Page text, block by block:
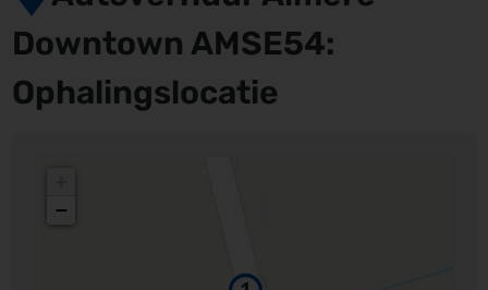
Downtown AMSE54:
Ophalingslocatie
−